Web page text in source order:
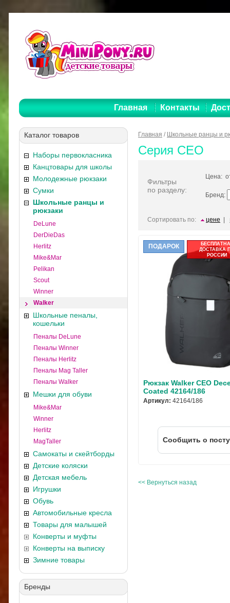
Главная Контакты
Каталог товаров
Наборы первокласника
Канцтовары для школы
Молодежные рюкзаки
Сумки
Школьные ранцы и
рюкзаки
DeLune
DerDieDas
Herlitz
Mike&Mar
Pelikan
Scout
Winner
Walker
Школьные пеналы,
кошельки
Пеналы DeLune
Пеналы Winner
Пеналы Herlitz
Пеналы Mag Taller
Пеналы Walker
Мешки для обуви
Mike&Mar
Winner
Herlitz
MagTaller
Самокаты и скейтборды
Детские коляски
Детская мебель
Игрушки
Обувь
Автомобильные кресла
Товары для малышей
Конверты и муфты
Конверты на выписку
Зимние товары
Бренды
Главная / Школьные ранцы и
Серия CEO
Фильтры
по разделу:
Цена:
Бренд:
Сортировать по: цене
ПОДАРОК
ДОСТАВКА
РОССИИ
Рюкзак Walker CEO
Coated 42164/186
Артикул: 42164/186
Cообщить о
<< Вернуться назад